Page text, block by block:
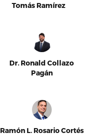
Tomás Ramírez
Dr. Ronald Collazo
Pagán
Ramón L. Rosario Cortés